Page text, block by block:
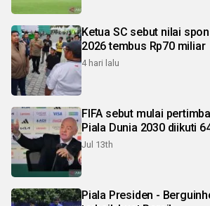
Ketua SC sebut nilai
2026 tembus Rp70 miliar
4 hari lalu
FIFA sebut mulai
Piala Dunia 2030 diikuti
Jul 13th
Piala Presiden -